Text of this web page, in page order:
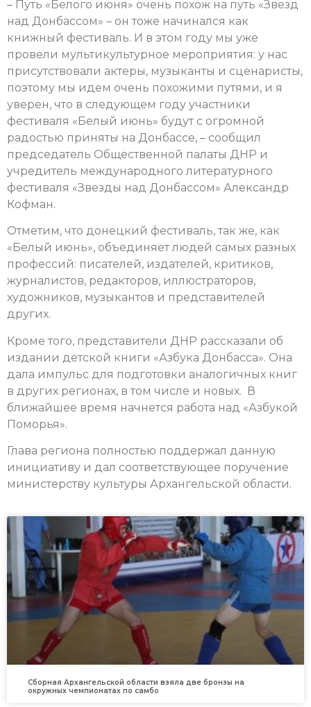
– Путь «Белого июня» очень похож на путь «Звезд
над Донбассом» – он тоже начинался как
книжный фестиваль. И в этом году мы уже
провели мультикультурное мероприятия: у нас
присутствовали актеры, музыканты и сценаристы,
поэтому мы идем очень похожими путями, и я
уверен, что в следующем году участники
фестиваля «Белый июнь» будут с огромной
радостью приняты на Донбассе, – сообщил
председатель Общественной палаты ДНР и
учредитель международного литературного
фестиваля «Звезды над Донбассом» Александр
Кофман.
Отметим, что донецкий фестиваль, так же, как
«Белый июнь», объединяет людей самых разных
профессий: писателей, издателей, критиков,
журналистов, редакторов, иллюстраторов,
художников, музыкантов и представителей
других.
Кроме того, представители ДНР рассказали об
издании детской книги «Азбука Донбасса». Она
дала импульс для подготовки аналогичных книг
в других регионах, в том числе и новых. В
ближайшее время начнется работа над «Азбукой
Поморья».
Глава региона полностью поддержал данную
инициативу и дал соответствующее поручение
министерству культуры Архангельской области.
Сборная Архангельской области взяла две бронзы на
окружных чемпионатах по самбо